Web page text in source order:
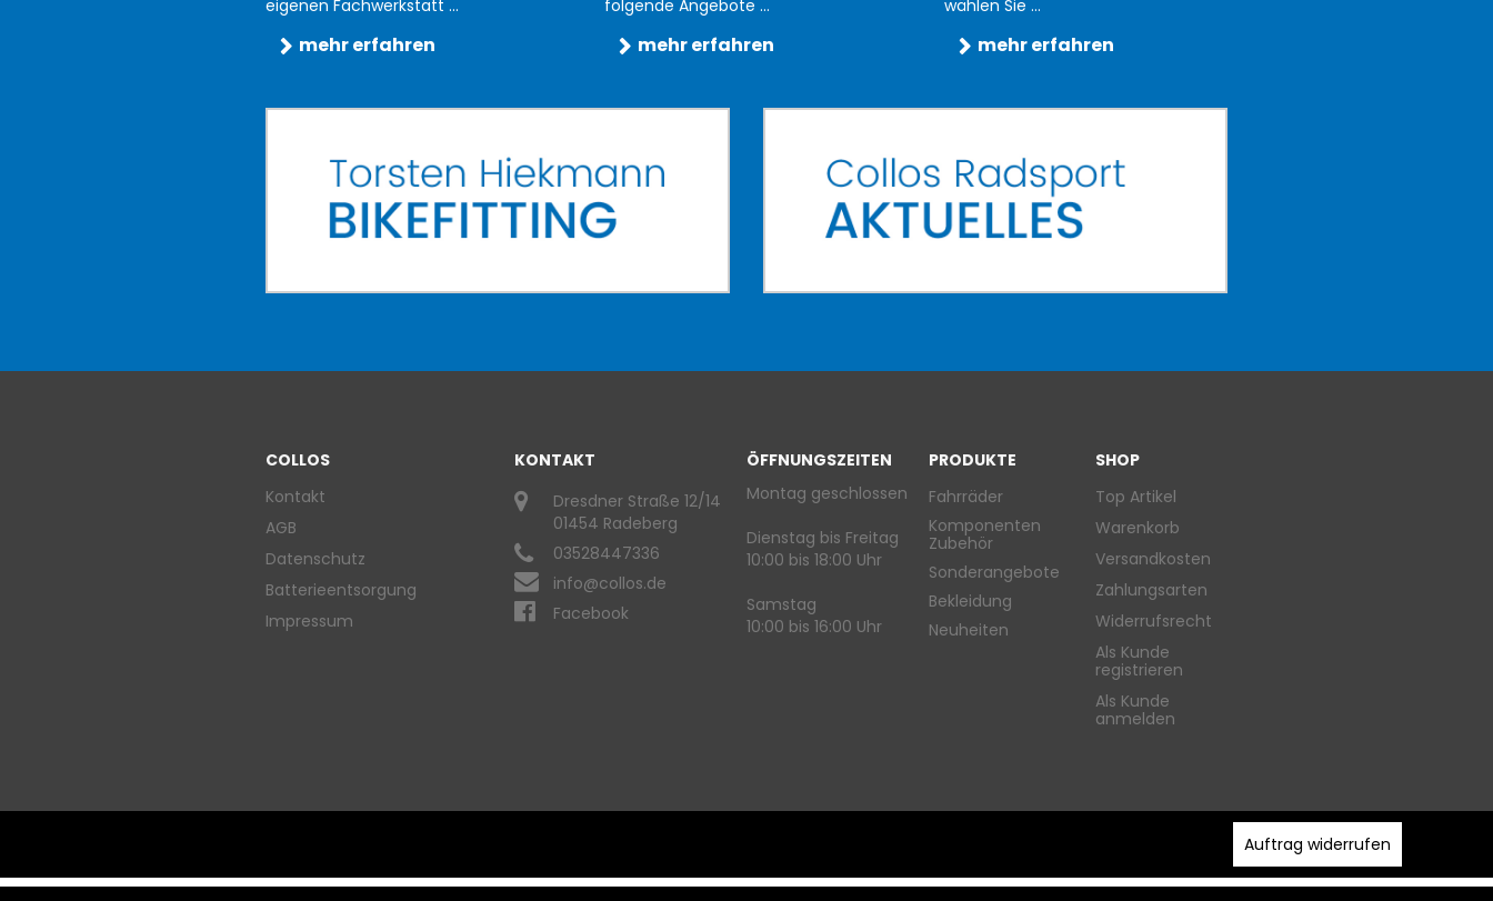
eigenen Fachwerkstatt ...
mehr erfahren
folgende Angebote ...
mehr erfahren
wählen Sie ...
mehr erfahren
COLLOS
Kontakt
AGB
Datenschutz
Batterieentsorgung
Impressum
KONTAKT
Dresdner Straße 12/14
01454 Radeberg
03528447336
info@collos.de
Facebook
ÖFFNUNGSZEITEN
Montag geschlossen
Dienstag bis Freitag
10:00 bis 18:00 Uhr
Samstag
10:00 bis 16:00 Uhr
PRODUKTE
Fahrräder
Komponenten
Zubehör
Sonderangebote
Bekleidung
Neuheiten
SHOP
Top Artikel
Warenkorb
Versandkosten
Zahlungsarten
Widerrufsrecht
Als Kunde
registrieren
Als Kunde
anmelden
Auftrag widerrufen